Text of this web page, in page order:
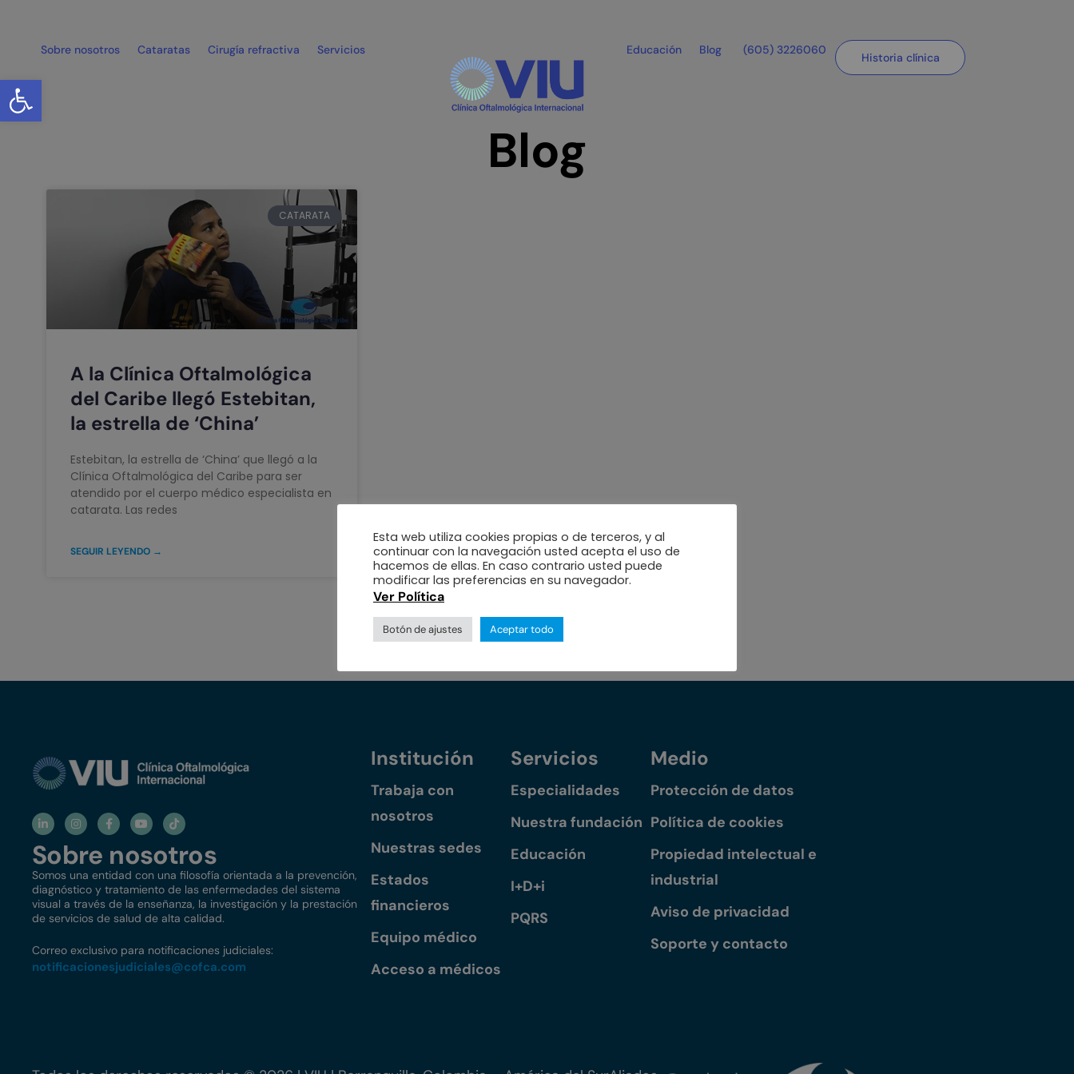
Abrir barra de herramientas
Sobre nosotros Cataratas Cirugía refractiva Servicios Educación Blog (605) 3226060
Historia clínica
Blog
CATARATA
A la Clínica Oftalmológica
del Caribe llegó Estebitan,
la estrella de ‘China’
Estebitan, la estrella de ‘China’ que llegó a la
Clínica Oftalmológica del Caribe para ser
atendido por el cuerpo médico especialista en
catarata. Las redes
SEGUIR LEYENDO →
Sobre nosotros
Somos una entidad con una filosofía orientada a la prevención,
diagnóstico y tratamiento de las enfermedades del sistema
visual a través de la enseñanza, la investigación y la prestación
de servicios de salud de alta calidad.
Correo exclusivo para notificaciones judiciales:
notificacionesjudiciales@cofca.com
Institución
Trabaja con
nosotros
Nuestras sedes
Estados
financieros
Equipo médico
Acceso a médicos
Servicios
Especialidades
Nuestra fundación
Educación
I+D+i
PQRS
Medio
Protección de datos
Política de cookies
Propiedad intelectual e
industrial
Aviso de privacidad
Soporte y contacto
Esta web utiliza cookies propias o de terceros, y al
continuar con la navegación usted acepta el uso de
hacemos de ellas. En caso contrario usted puede
modificar las preferencias en su navegador.
Ver Política
Botón de ajustes Aceptar todo